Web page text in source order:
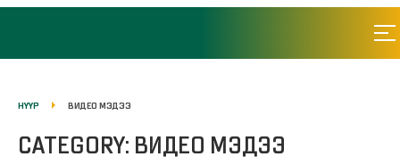
НҮҮР ВИДЕО МЭДЭЭ
CATEGORY: ВИДЕО МЭДЭЭ